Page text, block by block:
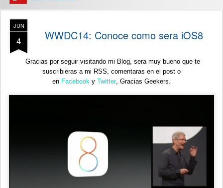
JUN
4 WWDC14: Conoce como sera iOS8
Gracias por seguir visitando mi Blog, sera muy bueno que te
suscribieras a mi RSS, comentaras en el post o
en Facebook y Twitter, Gracias Geekers.